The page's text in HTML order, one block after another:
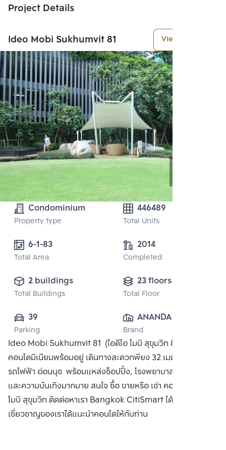
Project Details
Ideo Mobi Sukhumvit 81 View More
Condominium
Property type
446489
Total Units
6-1-83
Total Area
2014
Completed
2 buildings
Total Buildings
23 floors
Total Floor
39
Parking
ANANDA
DEVELOPMENT
PUBLIC CO.,
LTD.
Brand
Ideo Mobi Sukhumvit 81 (ไอดีโอ โมบิ สุขุมวิท 81)
คอนโดมิเนียมพร้อมอยู่ เดินทางสะดวกพียง 32 เมตรจากสถานี
รถไฟฟ้า อ่อนนุช พร้อมแหล่งช็อปปิ้ง, โรงพยาบาล, สถานศึกษา
และความบันเทิงมากมาย สนใจ ซื้อ ขายหรือ เช่า คอนโด ไอดีโอ
โมบิ สุขุมวิท ติดต่อหาเรา Bangkok CitiSmart ได้ทันที เพื่อให้ผู้
เชี่ยวชาญของเราได้แนะนำคอนโดให้กับท่าน